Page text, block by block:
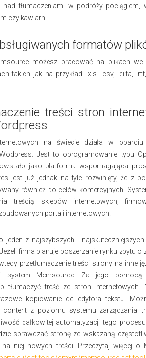
tłumaczeniami w podróży pociągiem,
czy kawiarni.
formatów
możesz pracować na plikach we
takich jak na przykład: .xls, .csv, .dilta,
treści stron
na świecie działa w
Jest to oprogramowanie typu
jako platforma wspomagająca
jest już jednak na tyle rozwinięty, że z
również do celów komercyjnych.
treścią sklepów internetowych,
portali internetowych.
jeden z najszybszych i
firma planuje poszerzanie rynku zbytu o
przetłumaczenie treści strony na inne
system Memsource. Za jego
tłumaczyć treść ze stron internetowych.
kopiowanie do edytora tekstu.
z poziomu systemu zarządzania
całkowitej automatyzacji tego
sprawdzać stronę ze wskazaną
na niej nowych treści. Przeczytaj więcej o